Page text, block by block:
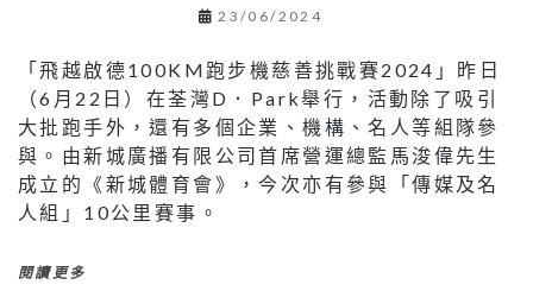
23/06/2024
「飛越啟德100KM跑步機慈善挑戰賽2024」昨日
（6月22日）在荃灣D．Park舉行，活動除了吸引
大批跑手外，還有多個企業、機構、名人等組隊參
與。由新城廣播有限公司首席營運總監馬浚偉先生
成立的《新城體育會》，今次亦有參與「傳媒及名
人組」10公里賽事。
閱讀更多